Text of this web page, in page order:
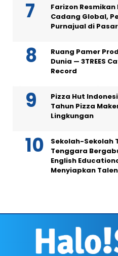
Farizon
Cadang Global,
Purnajual di
Ruang Pamer
Dunia — 3TREES
Record
Pizza Hut
Tahun Pizza
Lingkungan
Sekolah-Sekolah
Tenggara
English
Menyiapkan